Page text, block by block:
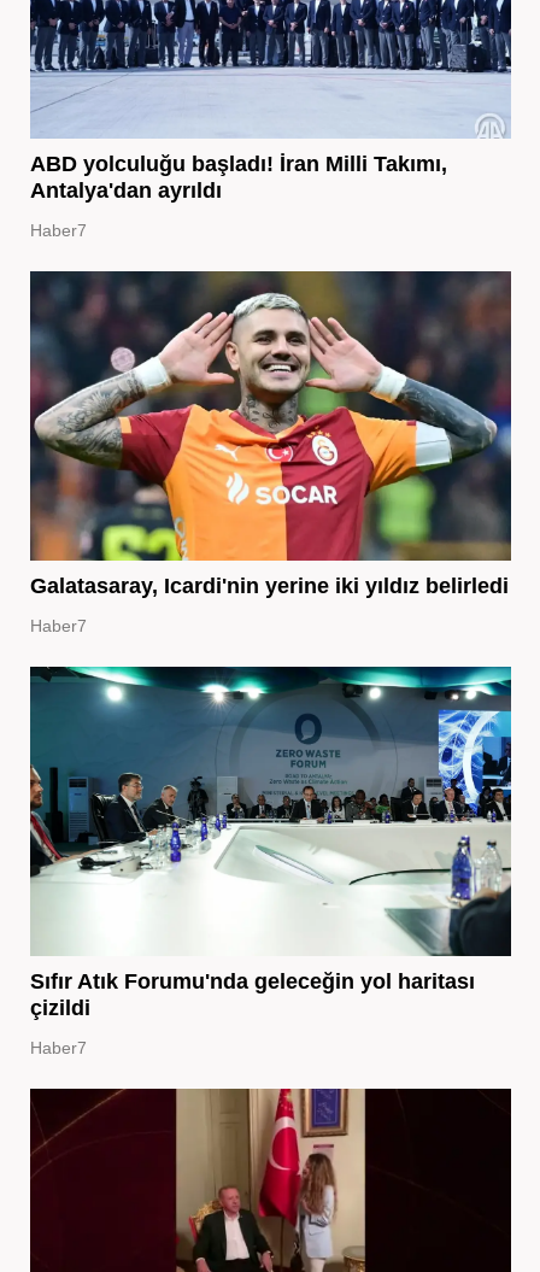
ABD yolculuğu başladı! İran Milli Takımı,
Antalya'dan ayrıldı
Haber7
Galatasaray, Icardi'nin yerine iki yıldız belirledi
Haber7
Sıfır Atık Forumu'nda geleceğin yol haritası
çizildi
Haber7